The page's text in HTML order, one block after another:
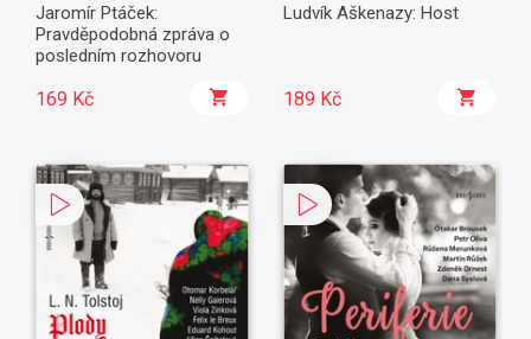
Jaromír Ptáček:
Pravděpodobná zpráva o
posledním rozhovoru
169 Kč
Ludvík Aškenazy: Host
189 Kč